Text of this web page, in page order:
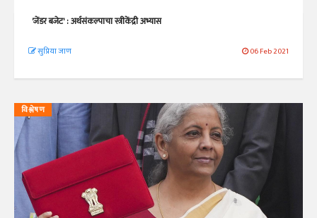
'जेंडर बजेट' : अर्थसंकल्पाचा स्त्रीकेंद्री अभ्यास
सुप्रिया जाण 06 Feb 2021
विश्लेषण